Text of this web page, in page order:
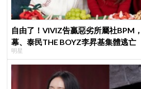
自由了！VIVIZ告贏惡劣所屬社BPM
幕、泰民THE BOYZ李昇基集體逃亡
明星